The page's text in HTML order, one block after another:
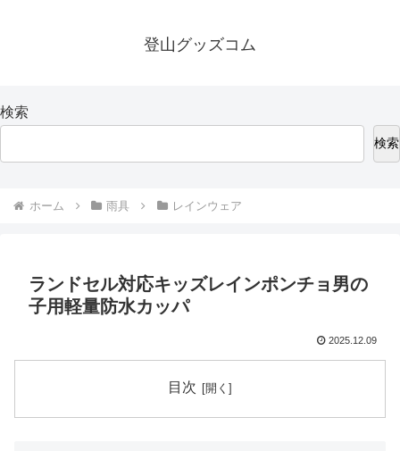
登山グッズコム
検索
検索
ホーム 雨具 レインウェア
ランドセル対応キッズレインポンチョ男の
子用軽量防水カッパ
2025.12.09
目次